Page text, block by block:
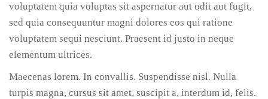
voluptatem quia voluptas sit aspernatur aut odit aut fugit,
sed quia consequuntur magni dolores eos qui ratione
voluptatem sequi nesciunt. Praesent id justo in neque
elementum ultrices.
Maecenas lorem. In convallis. Suspendisse nisl. Nulla
turpis magna, cursus sit amet, suscipit a, interdum id, felis.